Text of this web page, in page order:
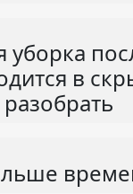
уборка
в